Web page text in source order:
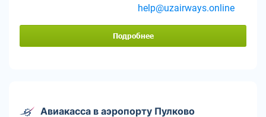
help@uzairways.online
Подробнее
Авиакасса в аэропорту Пулково